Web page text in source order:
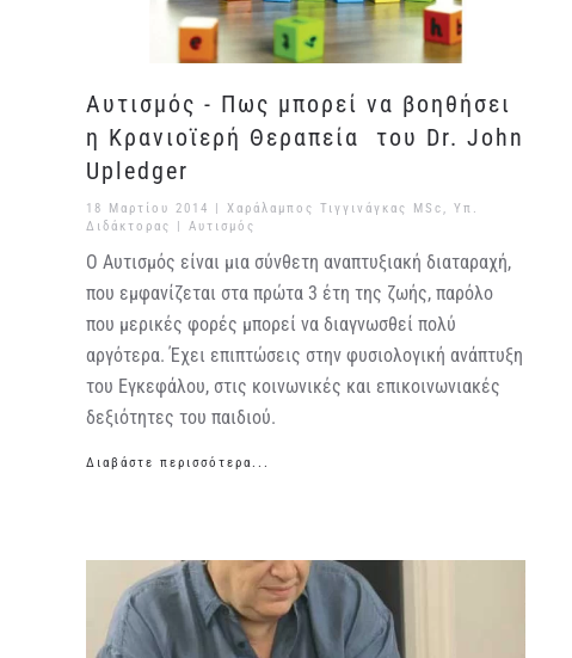
Αυτισμός - Πως μπορεί να βοηθήσει
η Κρανιοϊερή Θεραπεία του Dr. John
Upledger
18 Μαρτίου 2014
| Χαράλαμπος Τιγγινάγκας MSc, Υπ.
Διδάκτορας | Αυτισμός
Ο Αυτισμός είναι μια σύνθετη αναπτυξιακή διαταραχή,
που εμφανίζεται στα πρώτα 3 έτη της ζωής, παρόλο
που μερικές φορές μπορεί να διαγνωσθεί πολύ
αργότερα. Έχει επιπτώσεις στην φυσιολογική ανάπτυξη
του Εγκεφάλου, στις κοινωνικές και επικοινωνιακές
δεξιότητες του παιδιού.
Διαβάστε περισσότερα...